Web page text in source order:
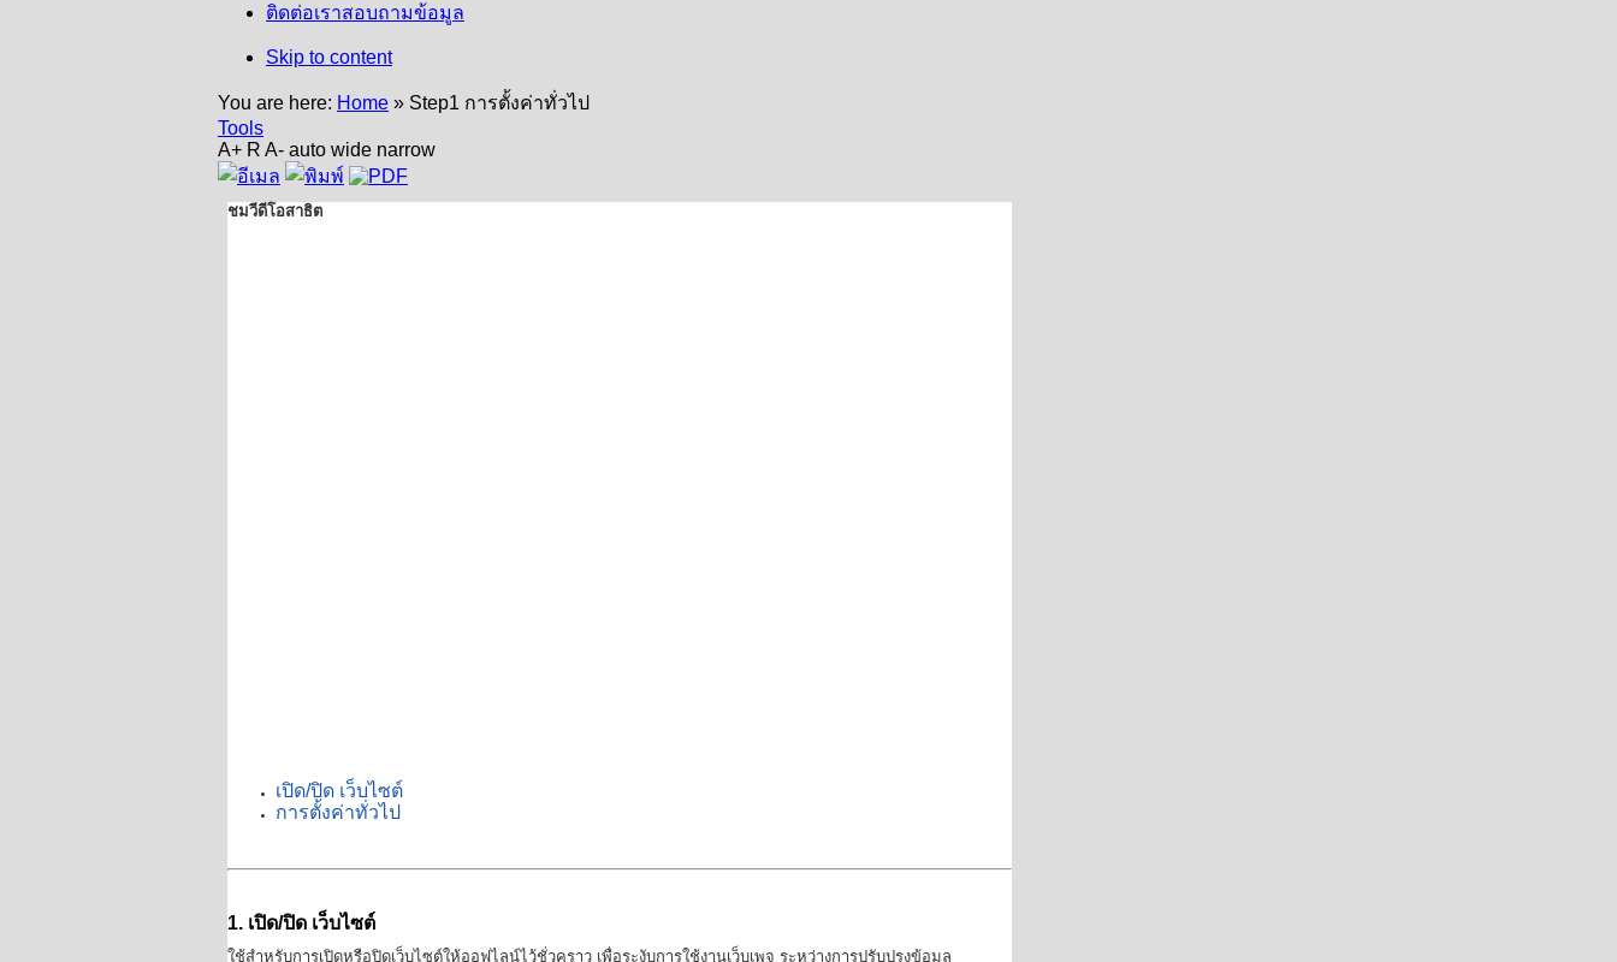
ติดต่อเราสอบถามข้อมูล
Skip to content
You are here: Home » Step1 การตั้งค่าทั่วไป
Tools
A+ R A- auto wide narrow
ชมวีดีโอสาธิต
เปิด/ปิด เว็บไซต์
การตั้งค่าทั่วไป
1. เปิด/ปิด เว็บไซต์
ใช้สำหรับการเปิดหรือปิดเว็บไซต์ให้ออฟไลน์ไว้ชั่วคราว เพื่อระงับการใช้งานเว็บเพจ ระหว่างการปรับปรุงข้อมูล